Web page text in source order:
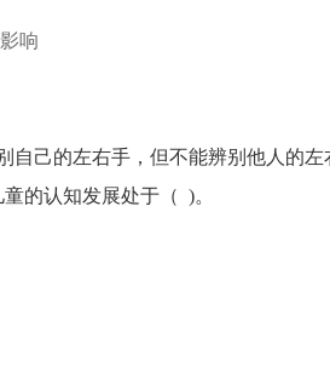
响
自己的左右手，但不能辨别他人的
的认知发展处于（ )。